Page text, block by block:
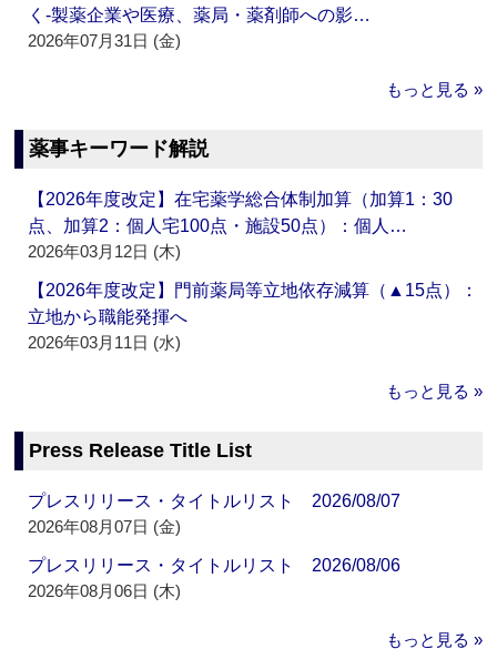
く‐製薬企業や医療、薬局・薬剤師への影…
2026年07月31日 (金)
もっと見る »
薬事キーワード解説
【2026年度改定】在宅薬学総合体制加算（加算1：30
点、加算2：個人宅100点・施設50点）：個人…
2026年03月12日 (木)
【2026年度改定】門前薬局等立地依存減算（▲15点）：
立地から職能発揮へ
2026年03月11日 (水)
もっと見る »
Press Release Title List
プレスリリース・タイトルリスト 2026/08/07
2026年08月07日 (金)
プレスリリース・タイトルリスト 2026/08/06
2026年08月06日 (木)
もっと見る »